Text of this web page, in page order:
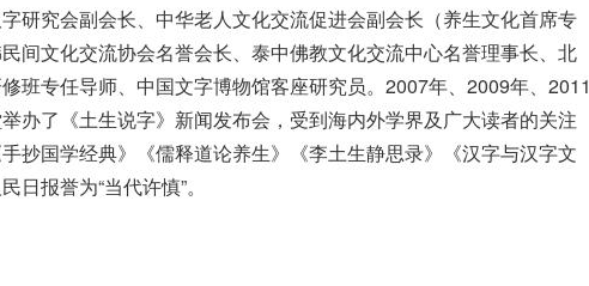
研究会副会长、中华老人文化交流促进会副会长（养生文化首席专
间文化交流协会名誉会长、泰中佛教文化交流中心名誉理事长、北
班专任导师、中国文字博物馆客座研究员。2007年、2009年、2011
办了《土生说字》新闻发布会，受到海内外学界及广大读者的关注
抄国学经典》《儒释道论养生》《李土生静思录》《汉字与汉字文
报誉为“当代许慎”。